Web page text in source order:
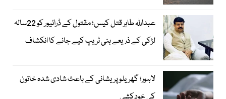
عبداللہ طاہر قتل کیس؛ مقتول کے ڈرائیور کو 22سالہ
لڑکی کے ذریعے ہنی ٹریپ کیے جانے کا انکشاف
لاہور؛ گھریلو پریشانی کے باعث شادی شدہ خاتون